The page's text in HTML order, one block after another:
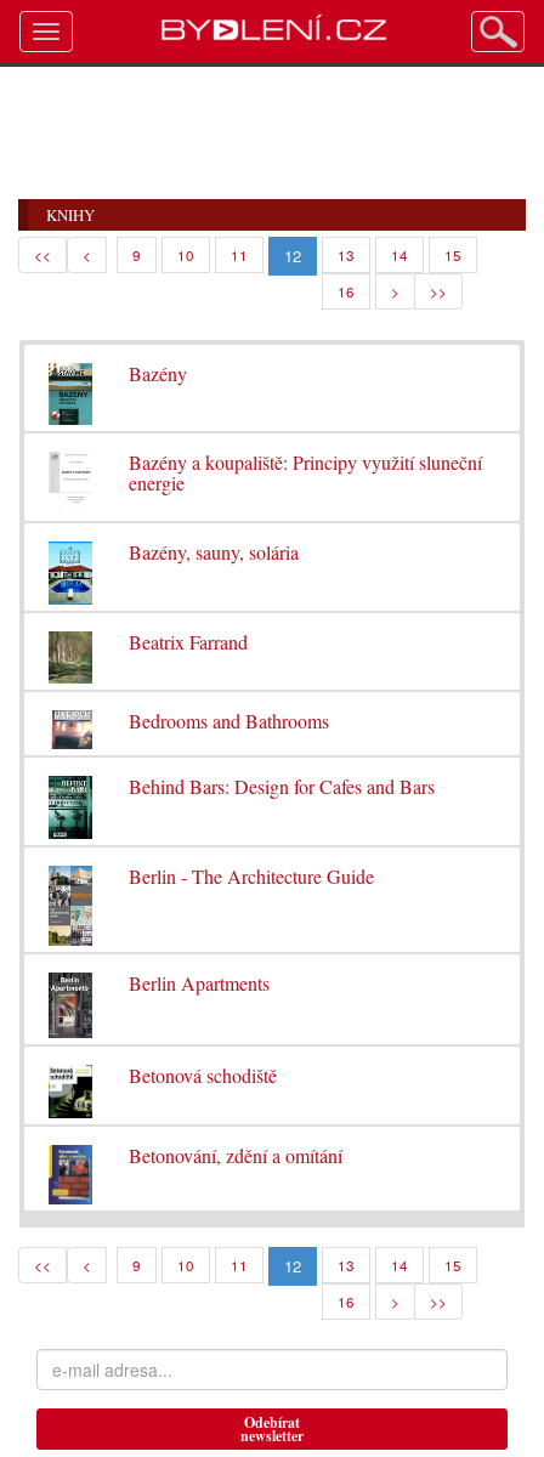
KNIHY
<< < 9 10 11 12 13 14
15
16
> >>
Bazény
Bazény a koupaliště: Principy využití sluneční
energie
Bazény, sauny, solária
Beatrix Farrand
Bedrooms and Bathrooms
Behind Bars: Design for Cafes and Bars
Berlin - The Architecture Guide
Berlin Apartments
Betonová schodiště
Betonování, zdění a omítání
<< < 9 10 11 12 13 14
15
16
> >>
Odebírat
newsletter
Toggle
navigation